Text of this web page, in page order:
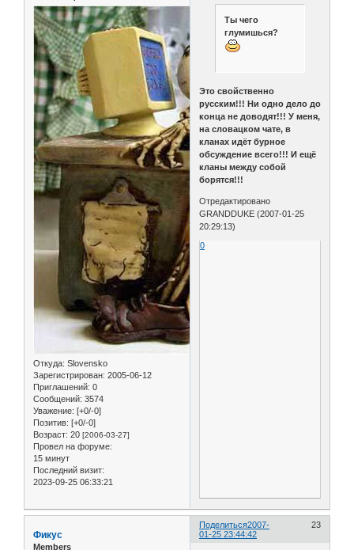
Откуда: Slovensko
Зарегистрирован: 2005-06-12
Приглашений: 0
Сообщений: 3574
Уважение: [+0/-0]
Позитив: [+0/-0]
Возраст: 20 [2006-03-27]
Провел на форуме:
15 минут
Последний визит:
2023-09-25 06:33:21
Ты чего
глумишься?
Это свойственно
русским!!! Ни одно дело до
конца не доводят!!! У меня,
на словацком чате, в
кланах идёт бурное
обсуждение всего!!! И ещё
кланы между собой
борятся!!!
Отредактировано
GRANDDUKE (2007-01-25
20:29:13)
0
Поделиться 23
2007-
01-25 23:44:42
Фикус
Members